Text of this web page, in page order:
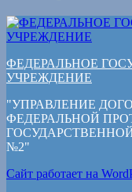
ФЕДЕРАЛЬНОЕ
УЧРЕЖДЕНИЕ
"УПРАВЛЕНИЕ
ФЕДЕРАЛЬНОЙ
№2"
Сайт работает на